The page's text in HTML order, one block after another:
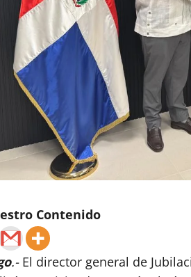
Contenido
.-El director general de